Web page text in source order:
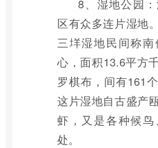
8、湿地公园
区有众多连片湿地
三垟湿地民间称
心，面积13.6平方
罗棋布，间有161
这片湿地自古盛产
虾，又是各种候
处。